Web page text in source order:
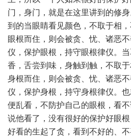
门，身门，就是在这里讲到的修
到的当眼睛看见颜色，不取于相
眼根而住，则会被贪、忧、诸恶
仪，保护眼根，持守眼根律仪。
香，舌尝到味，身触到触，不取
身根而住，则会被贪、忧、诸恶
仪，保护身根，持守身根律仪。
便乱看，不防护自己的眼根，看
说他看了，没有很好的保护好眼
好看的生起了贪，看到不好的、